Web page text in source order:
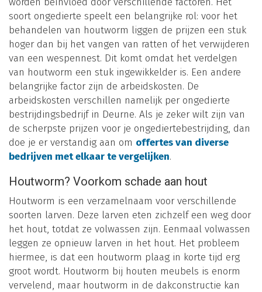
soort ongedierte speelt een belangrijke rol: voor het
behandelen van houtworm liggen de prijzen een stuk
hoger dan bij het vangen van ratten of het verwijderen
van een wespennest. Dit komt omdat het verdelgen
van houtworm een stuk ingewikkelder is. Een andere
belangrijke factor zijn de arbeidskosten. De
arbeidskosten verschillen namelijk per ongedierte
bestrijdingsbedrijf in Deurne. Als je zeker wilt zijn van
de scherpste prijzen voor je ongediertebestrijding, dan
doe je er verstandig aan om offertes van diverse
bedrijven met elkaar te vergelijken.
Houtworm? Voorkom schade aan hout
Houtworm is een verzamelnaam voor verschillende
soorten larven. Deze larven eten zichzelf een weg door
het hout, totdat ze volwassen zijn. Eenmaal volwassen
leggen ze opnieuw larven in het hout. Het probleem
hiermee, is dat een houtworm plaag in korte tijd erg
groot wordt. Houtworm bij houten meubels is enorm
vervelend, maar houtworm in de dakconstructie kan